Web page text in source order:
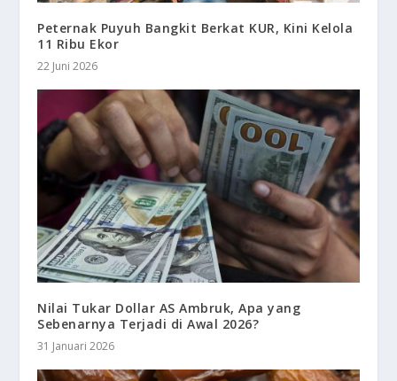
Peternak Puyuh Bangkit Berkat KUR, Kini Kelola
11 Ribu Ekor
22 Juni 2026
Nilai Tukar Dollar AS Ambruk, Apa yang
Sebenarnya Terjadi di Awal 2026?
31 Januari 2026